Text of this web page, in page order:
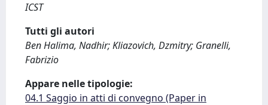
ICST
Tutti gli autori
Ben Halima, Nadhir; Kliazovich, Dzmitry; Granelli,
Fabrizio
Appare nelle tipologie:
04.1 Saggio in atti di convegno (Paper in